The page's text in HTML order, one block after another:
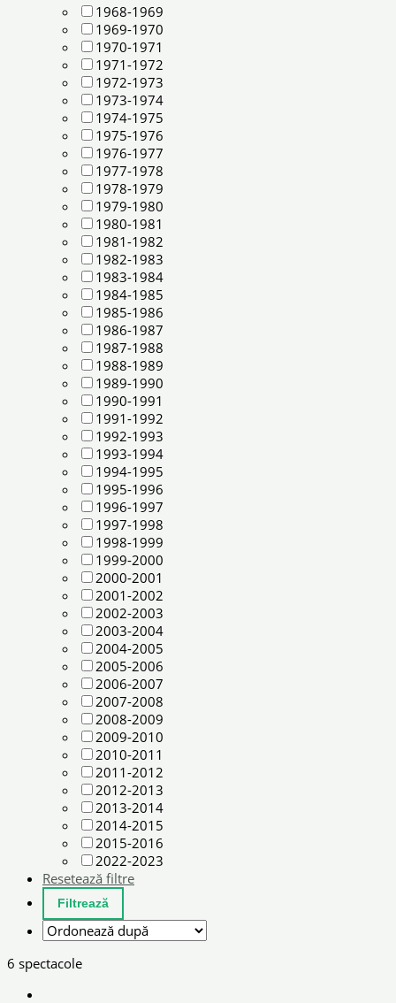
1968-1969
1969-1970
1970-1971
1971-1972
1972-1973
1973-1974
1974-1975
1975-1976
1976-1977
1977-1978
1978-1979
1979-1980
1980-1981
1981-1982
1982-1983
1983-1984
1984-1985
1985-1986
1986-1987
1987-1988
1988-1989
1989-1990
1990-1991
1991-1992
1992-1993
1993-1994
1994-1995
1995-1996
1996-1997
1997-1998
1998-1999
1999-2000
2000-2001
2001-2002
2002-2003
2003-2004
2004-2005
2005-2006
2006-2007
2007-2008
2008-2009
2009-2010
2010-2011
2011-2012
2012-2013
2013-2014
2014-2015
2015-2016
2022-2023
Resetează filtre
6 spectacole